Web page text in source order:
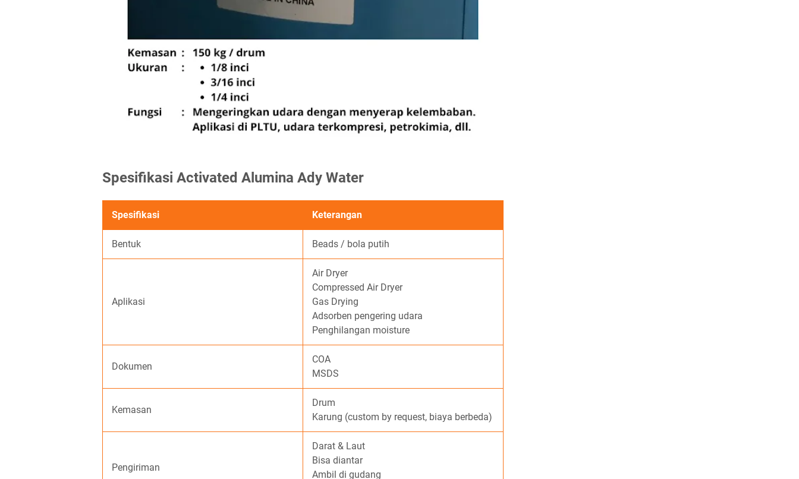
Spesifikasi Activated Alumina Ady Water
Spesifikasi Keterangan
Bentuk Beads / bola putih
Aplikasi
Air Dryer
Compressed Air Dryer
Gas Drying
Adsorben pengering udara
Penghilangan moisture
Dokumen
COA
MSDS
Kemasan
Drum
Karung (custom by request, biaya berbeda)
Pengiriman
Darat & Laut
Bisa diantar
Ambil di gudang